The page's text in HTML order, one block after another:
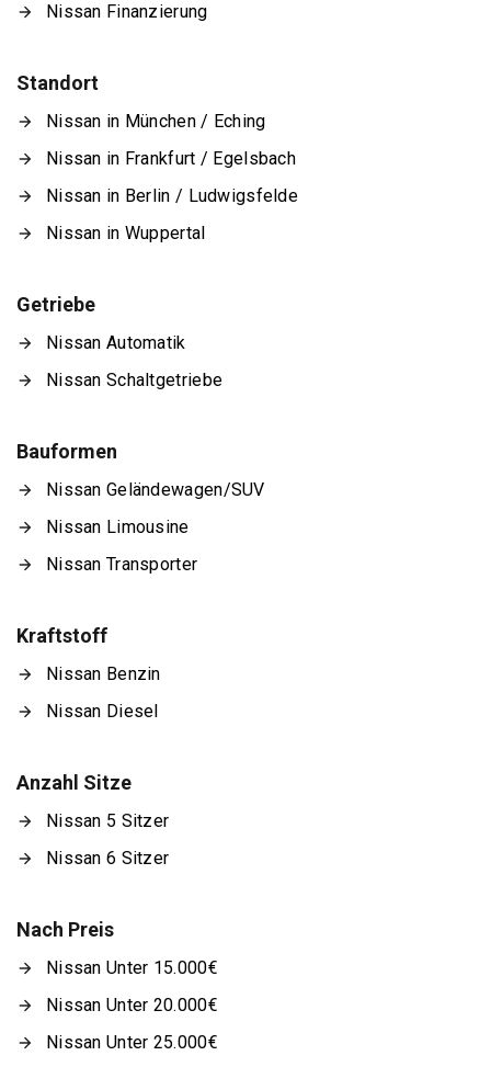
Nissan Finanzierung
Standort
Nissan in München / Eching
Nissan in Frankfurt / Egelsbach
Nissan in Berlin / Ludwigsfelde
Nissan in Wuppertal
Getriebe
Nissan Automatik
Nissan Schaltgetriebe
Bauformen
Nissan Geländewagen/SUV
Nissan Limousine
Nissan Transporter
Kraftstoff
Nissan Benzin
Nissan Diesel
Anzahl Sitze
Nissan 5 Sitzer
Nissan 6 Sitzer
Nach Preis
Nissan Unter 15.000€
Nissan Unter 20.000€
Nissan Unter 25.000€